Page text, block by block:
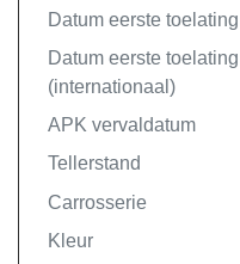
personenauto's
stellantis. Dit
dekt essentiële
zoals de motor,
aandrijflijn voor
de auto naar
Datum eerste toelating
Datum eerste toelating
(internationaal)
APK vervaldatum
Tellerstand
Carrosserie
Kleur